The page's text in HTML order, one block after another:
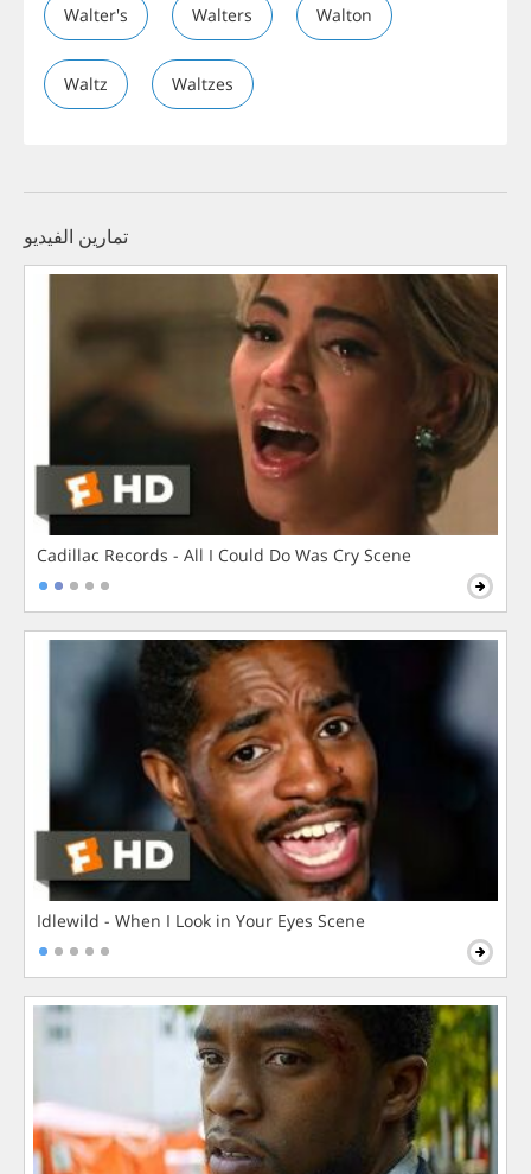
Walter's Walters Walton
Waltz Waltzes
تمارين الفيديو
Cadillac Records - All I Could Do Was Cry Scene
Idlewild - When I Look in Your Eyes Scene